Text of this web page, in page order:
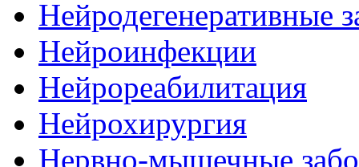
Нейродегенеративные
Нейроинфекции
Нейрореабилитация
Нейрохирургия
Нервно-мышечные